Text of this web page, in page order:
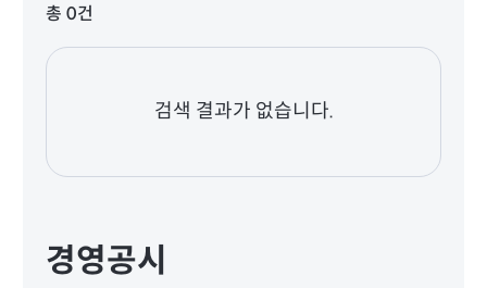
총 0건
검색 결과가 없습니다.
경영공시